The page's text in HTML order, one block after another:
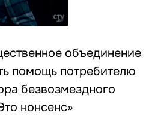
объединение
помощь потребителю
безвозмездного
нонсенс»